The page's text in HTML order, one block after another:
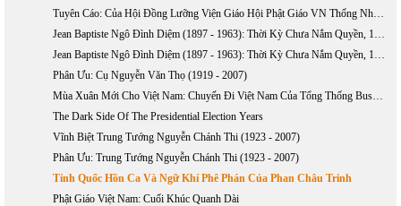
Tuyên Cáo: Của Hội Đồng Lưỡng Viện Giáo Hội Phật Giáo VN Thống Nhất Về Việc TQ Xâm Lấn Hai Quần Đảo Hoàng Sa Và Trường Sa
Jean Baptiste Ngô Đình Diệm (1897 - 1963): Thời Kỳ Chưa Nắm Quyền, 1897-1954 (phần 1)
Jean Baptiste Ngô Đình Diệm (1897 - 1963): Thời Kỳ Chưa Nắm Quyền, 1897-1954 (Phần 2)
Phân Ưu: Cụ Nguyễn Văn Thọ (1919 - 2007)
Mùa Xuân Mới Cho Việt Nam: Chuyến Đi Việt Nam Của Tổng Thống Bush, 17 - 20/11/2006
The Dark Side Of The Presidential Election Years
Vĩnh Biệt Trung Tướng Nguyễn Chánh Thi (1923 - 2007)
Phân Ưu: Trung Tướng Nguyễn Chánh Thi (1923 - 2007)
Tỉnh Quốc Hồn Ca Và Ngữ Khí Phê Phán Của Phan Châu Trinh
Phật Giáo Việt Nam: Cuối Khúc Quanh Dài